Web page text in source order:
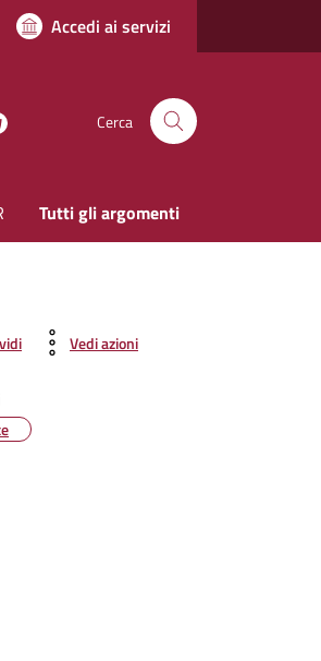
Accedi ai servizi
Cerca
Tutti gli argomenti
Vedi azioni